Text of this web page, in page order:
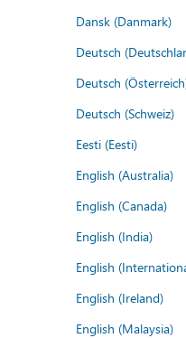
Dansk (Danmark)
Deutsch
Deutsch
Deutsch (Schweiz)
Eesti (Eesti)
English (Australia)
English (Canada)
English (India)
English
English (Ireland)
English (Malaysia)